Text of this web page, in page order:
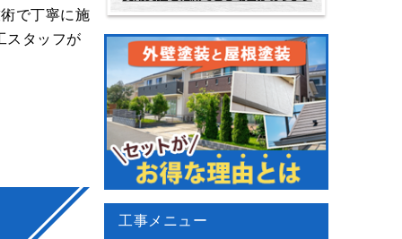
で丁寧に施
スタッフが
工事メニュー